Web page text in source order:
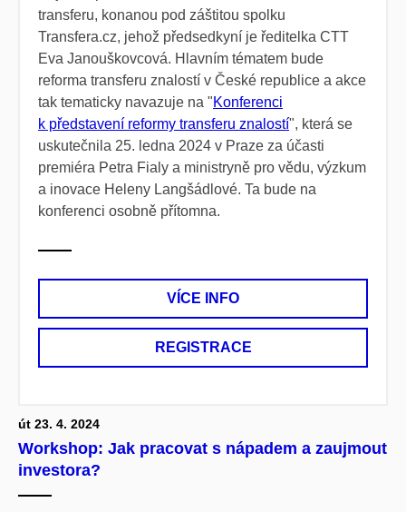
transferu, konanou pod záštitou spolku
Transfera.cz, jehož předsedkyní je ředitelka CTT
Eva Janouškovcová. Hlavním tématem bude
reforma transferu znalostí v České republice a akce
tak tematicky navazuje na "Konferenci
k představení reformy transferu znalostí", která se
uskutečnila 25. ledna 2024 v Praze za účasti
premiéra Petra Fialy a ministryně pro vědu, výzkum
a inovace Heleny Langšádlové. Ta bude na
konferenci osobně přítomna.
VÍCE INFO
REGISTRACE
út 23. 4. 2024
Workshop: Jak pracovat s nápadem a zaujmout
investora?